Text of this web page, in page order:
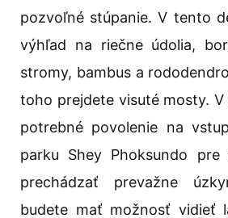
pozvoľné stúpanie. V tento
výhľad na riečne údolia,
stromy, bambus a
toho prejdete visuté mosty.
potrebné povolenie na
parku Shey Phoksundo pre
prechádzať prevažne
budete mať možnosť vidieť